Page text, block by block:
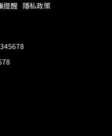
提醒 隱私政策